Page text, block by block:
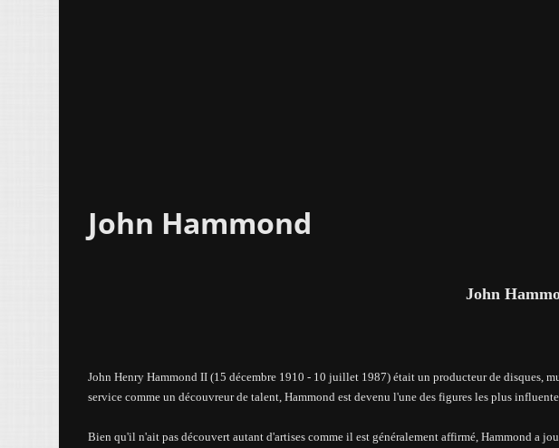
John Hammond
John
John Henry Hammond II (15 décembre 1910 - 10 juillet 1987) était un producteur de disques,
service comme un découvreur de talent, Hammond est devenu l'une des figures les plus
Bien qu'il n'ait pas découvert autant d'artises comme il est généralement affirmé, Hammond a